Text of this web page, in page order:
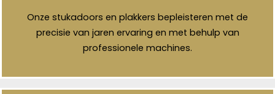
Onze stukadoors en plakkers bepleisteren met de
precisie van jaren ervaring en met behulp van
professionele machines.